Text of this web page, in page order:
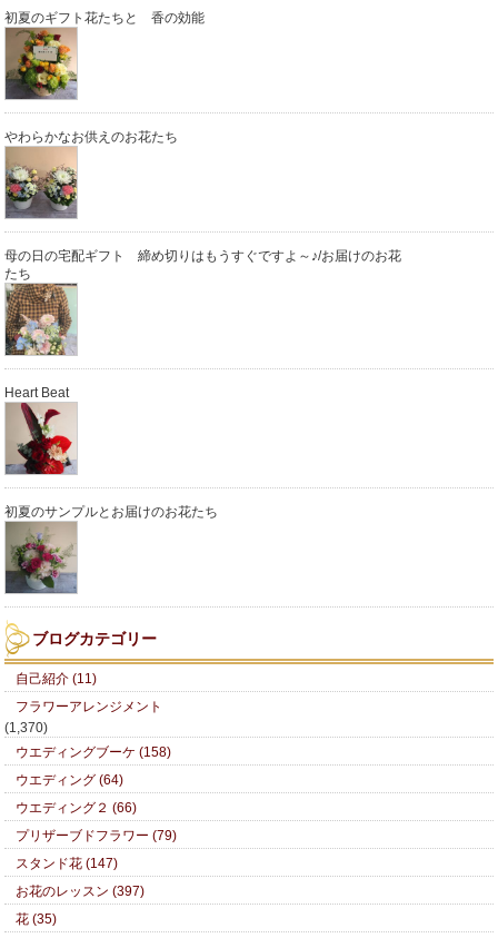
初夏のギフト花たちと 香の効能
やわらかなお供えのお花たち
母の日の宅配ギフト 締め切りはもうすぐですよ～♪/お届けのお花
たち
Heart Beat
初夏のサンプルとお届けのお花たち
ブログカテゴリー
自己紹介 (11)
フラワーアレンジメント
(1,370)
ウエディングブーケ (158)
ウエディング (64)
ウエディング２ (66)
プリザーブドフラワー (79)
スタンド花 (147)
お花のレッスン (397)
花 (35)